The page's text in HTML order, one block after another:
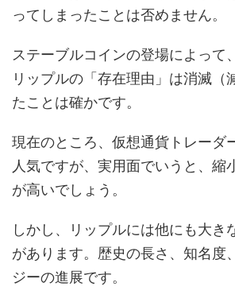
ってしまったことは否めません。
ステーブルコインの登場によって
リップルの「存在理由」は消滅（
たことは確かです。
現在のところ、仮想通貨トレーダ
人気ですが、実用面でいうと、縮
が高いでしょう。
しかし、リップルには他にも大き
があります。歴史の長さ、知名度
ジーの進展です。